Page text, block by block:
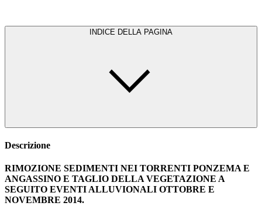
INDICE DELLA PAGINA
Descrizione
RIMOZIONE SEDIMENTI NEI TORRENTI PONZEMA E
ANGASSINO E TAGLIO DELLA VEGETAZIONE A
SEGUITO EVENTI ALLUVIONALI OTTOBRE E
NOVEMBRE 2014.